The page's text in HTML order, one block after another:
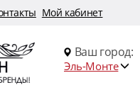
Мой кабинет
Ваш город:
Эль-Монте